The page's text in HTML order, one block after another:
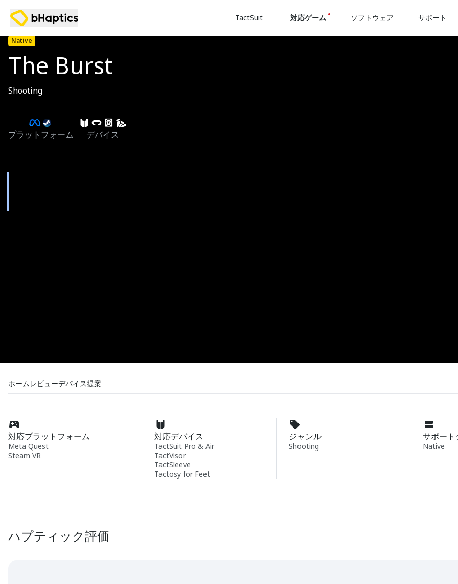
TactSuit 対応ゲーム ソフトウェア サポート
Native
The Burst
Shooting
プラットフォーム デバイス
ホームレビューデバイス提案
対応プラットフォーム
Meta Quest
Steam VR
対応デバイス
TactSuit Pro & Air
TactVisor
TactSleeve
Tactosy for Feet
ジャンル
Shooting
サポート
Native
ハプティック評価